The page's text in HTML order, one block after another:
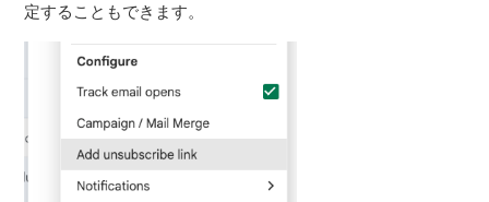
定することもできます。